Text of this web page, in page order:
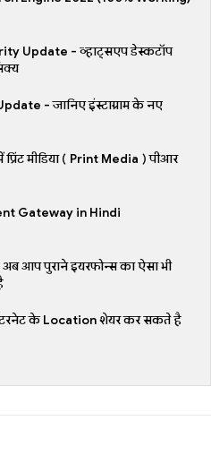
Update - व्हाट्सएप डेस्कटॉप
- जानिए इंस्टाग्राम के नए
मीडिया ( Print Media ) पीआर
Gateway in Hindi
आप पुराने इयरफोन्स का ऐसा भी
के Location शेयर कर सकते है